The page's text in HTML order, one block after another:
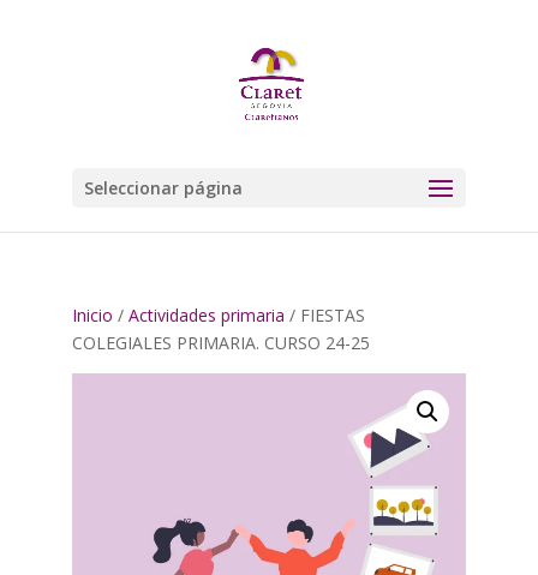
Seleccionar página
Inicio / Actividades primaria / FIESTAS
COLEGIALES PRIMARIA. CURSO 24-25